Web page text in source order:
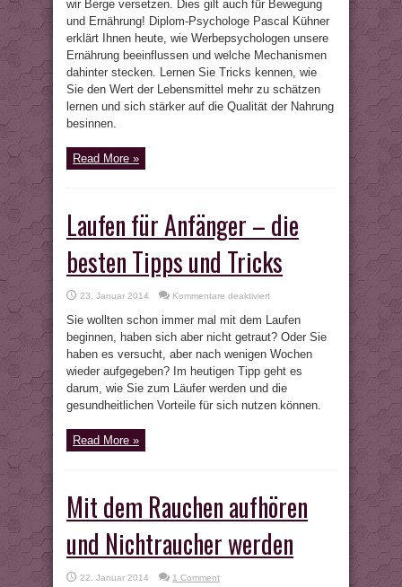
Verknappung
mehr
beimessen
wir Berge versetzen. Dies gilt auch für Bewegung
und Ernährung! Diplom-Psychologe Pascal Kühner
erklärt Ihnen heute, wie Werbepsychologen unsere
Ernährung beeinflussen und welche Mechanismen
dahinter stecken. Lernen Sie Tricks kennen, wie
Sie den Wert der Lebensmittel mehr zu schätzen
lernen und sich stärker auf die Qualität der Nahrung
besinnen.
Read More »
Laufen für Anfänger – die
besten Tipps und Tricks
23. Januar 2014 Kommentare deaktiviertfür
Anfänger
–
die
besten
und
Tricks
Sie wollten schon immer mal mit dem Laufen
beginnen, haben sich aber nicht getraut? Oder Sie
haben es versucht, aber nach wenigen Wochen
wieder aufgegeben? Im heutigen Tipp geht es
darum, wie Sie zum Läufer werden und die
gesundheitlichen Vorteile für sich nutzen können.
Read More »
Mit dem Rauchen aufhören
und Nichtraucher werden
22. Januar 2014 1 Comment